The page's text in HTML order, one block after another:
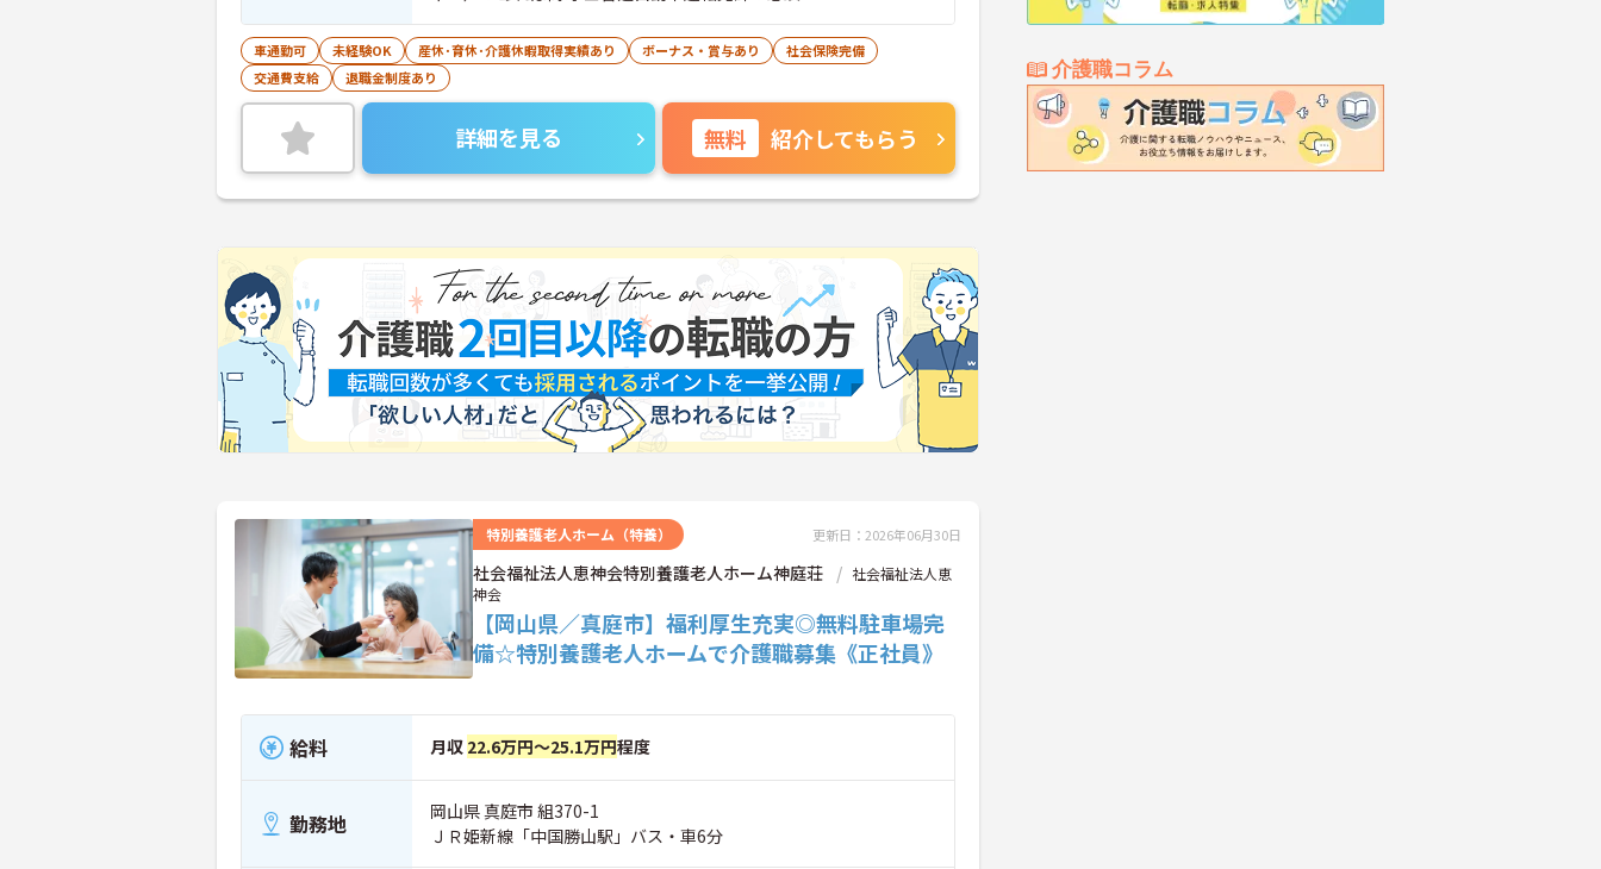
介護職コラム
車通勤可 未経験OK 産休･育休･介護休暇取得実績あり ボーナス・賞与あり
社会保険完備
交通費支給
退職金制度あり
詳細を見る 無料 紹介してもらう
特別養護老人ホーム（特養） 更新日：2026年06月30日
社会福祉法人恵神会特別養護老人ホーム神庭荘
社会福祉法人恵
神会
【岡山県／真庭市】福利厚生充実◎無料駐車場完
備☆特別養護老人ホームで介護職募集《正社員》
給料 月収 22.6万円～25.1万円程度
勤務地
岡山県 真庭市 組370-1
ＪＲ姫新線「中国勝山駅」バス・車6分